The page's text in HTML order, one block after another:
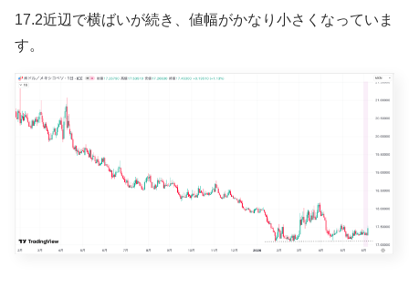
17.2近辺で横ばいが続き、値幅がかなり小さくなっていま
す。